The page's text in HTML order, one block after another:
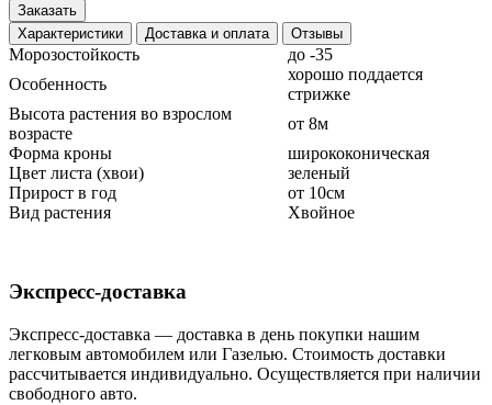
Заказать
Характеристики
Доставка и оплата Отзывы
Морозостойкость
до -35
Особенность
хорошо поддается
стрижке
Высота растения во взрослом
возрасте
от 8м
Форма кроны
ширококоническая
Цвет листа (хвои)
зеленый
Прирост в год
от 10см
Вид растения
Хвойное
Экспресс-доставка
Экспресс-доставка — доставка в день покупки нашим
легковым автомобилем или Газелью. Стоимость доставки
рассчитывается индивидуально. Осуществляется при наличии
свободного авто.